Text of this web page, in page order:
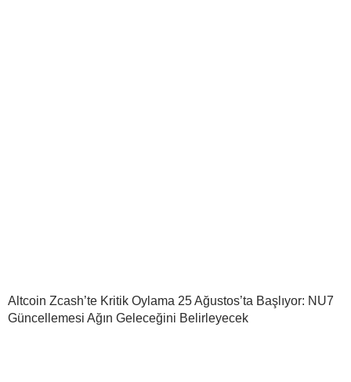
Altcoin Zcash’te Kritik Oylama 25 Ağustos’ta Başlıyor: NU7
Güncellemesi Ağın Geleceğini Belirleyecek